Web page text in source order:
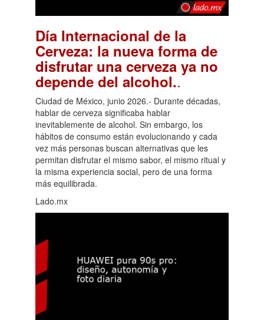
Día Internacional de la
Cerveza: la nueva forma de
disfrutar una cerveza ya no
depende del alcohol..
Ciudad de México, junio 2026.- Durante décadas,
hablar de cerveza significaba hablar
inevitablemente de alcohol. Sin embargo, los
hábitos de consumo están evolucionando y cada
vez más personas buscan alternativas que les
permitan disfrutar el mismo sabor, el mismo ritual y
la misma experiencia social, pero de una forma
más equilibrada.
Lado.mx